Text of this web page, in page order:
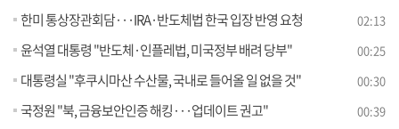
한미 통상장관회담···IRA·반도체법 한국 입장 반영 요청 02:13
윤석열 대통령 "반도체·인플레법, 미국정부 배려 당부" 00:25
대통령실 "후쿠시마산 수산물, 국내로 들어올 일 없을 것" 00:30
국정원 "북, 금융보안인증 해킹···업데이트 권고" 00:39